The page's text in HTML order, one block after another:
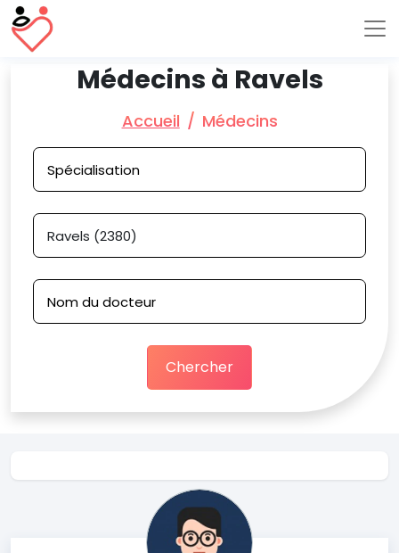
Médecins à Ravels
Accueil Médecins
Chercher